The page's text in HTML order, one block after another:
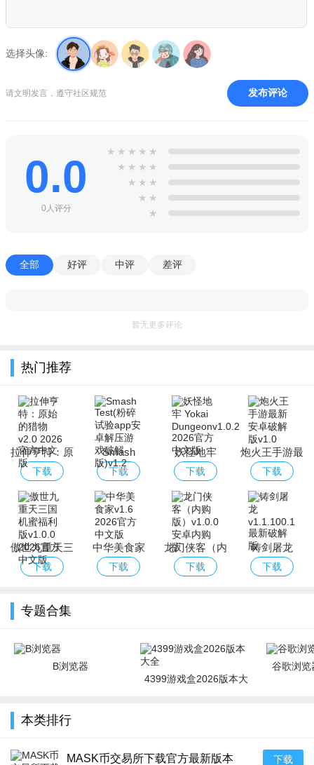
选择头像:
请文明发言，遵守社区规范 发布评论
0.0
0人评分
★ ★ ★ ★ ★
★ ★ ★ ★
★ ★ ★
★ ★
★
全部 好评 中评 差评
暂无更多评论
热门推荐
拉伸亨特：原
始的猎物
下载
Smash
Test(粉碎试验
app安卓解压
游戏破解版)
下载
妖怪地牢
Yokai
Dungeon
下载
炮火王手游最
新安卓破解版
下载
傲世九重天三
国机蜜福利版
下载
中华美食家
下载
龙门侠客（内
购版）
下载
铸剑屠龙
下载
专题合集
B浏览器
4399游戏盒2026版本大
谷歌浏览
本类排行
MASK币交易所下载官方最新版本
下载